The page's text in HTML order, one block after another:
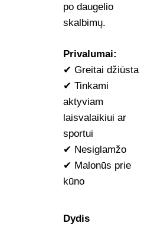
po daugelio
skalbimų.
Privalumai:
✔ Greitai džiūsta
✔ Tinkami
aktyviam
laisvalaikiui ar
sportui
✔ Nesiglamžo
✔ Malonūs prie
kūno
Dydis